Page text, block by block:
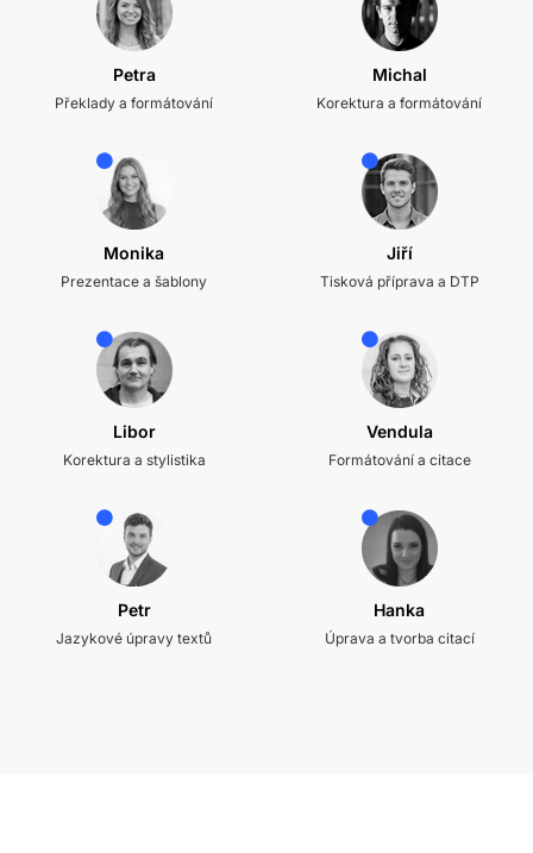
Petra
Překlady a formátování
Michal
Korektura a formátování
Monika
Prezentace a šablony
Jiří
Tisková příprava a DTP
Libor
Korektura a stylistika
Vendula
Formátování a citace
Petr
Jazykové úpravy textů
Hanka
Úprava a tvorba citací